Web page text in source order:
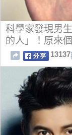
科學家發現男
的人」！原來
13137